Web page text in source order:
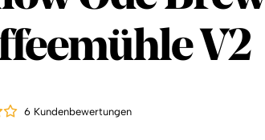
V2
6 Kundenbewertungen